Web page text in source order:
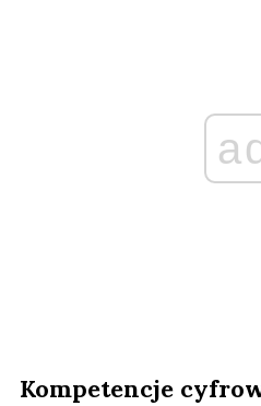
Kompetencje